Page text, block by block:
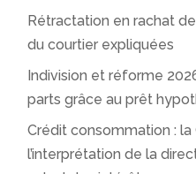
Rétractation en rachat
du courtier expliquées
Indivision et réforme
parts grâce au prêt
Crédit consommation : la
l’interprétation de la